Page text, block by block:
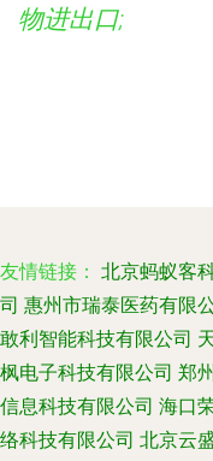
物进出口;
友情链接： 北京蚂蚁客
司 惠州市瑞泰医药有限
敢利智能科技有限公司
枫电子科技有限公司 郑
信息科技有限公司 海口
络科技有限公司 北京云